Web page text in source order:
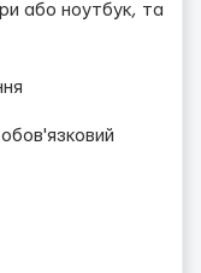
або ноутбук, та